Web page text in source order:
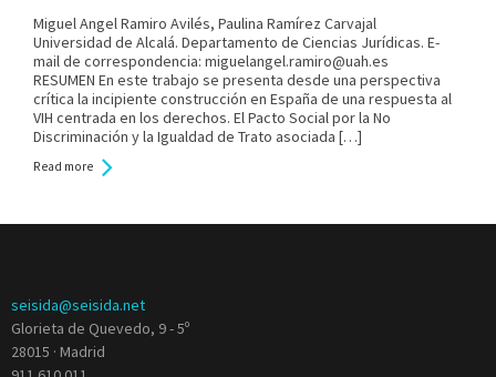
Miguel Angel Ramiro Avilés, Paulina Ramírez Carvajal
Universidad de Alcalá. Departamento de Ciencias Jurídicas. E-
mail de correspondencia: miguelangel.ramiro@uah.es
RESUMEN En este trabajo se presenta desde una perspectiva
crítica la incipiente construcción en España de una respuesta al
VIH centrada en los derechos. El Pacto Social por la No
Discriminación y la Igualdad de Trato asociada […]
Read more
seisida@seisida.net
Glorieta de Quevedo, 9 - 5º
28015 · Madrid